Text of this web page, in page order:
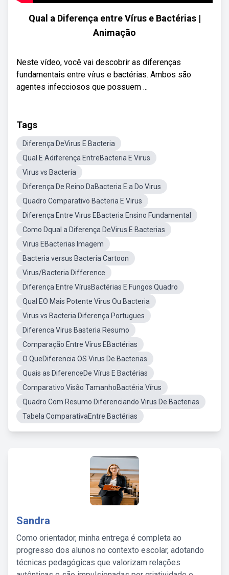
Qual a Diferença entre Vírus e Bactérias |
Animação
Neste vídeo, você vai descobrir as diferenças
fundamentais entre vírus e bactérias. Ambos são
agentes infecciosos que possuem ...
Tags
Diferença DeVirus E Bacteria
Qual E Adiferença EntreBacteria E Virus
Virus vs Bacteria
Diferença De Reino DaBacteria E a Do Virus
Quadro Comparativo Bacteria E Virus
Diferença Entre Virus EBacteria Ensino Fundamental
Como Dqual a Diferença DeVirus E Bacterias
Virus EBacterias Imagem
Bacteria versus Bacteria Cartoon
Virus/Bacteria Difference
Diferença Entre VírusBactérias E Fungos Quadro
Qual EO Mais Potente Virus Ou Bacteria
Virus vs Bacteria Diferença Portugues
Diferenca Virus Basteria Resumo
Comparação Entre Vírus EBactérias
O QueDiferencia OS Virus De Bacterias
Quais as DiferenceDe Vírus E Bactérias
Comparativo Visão TamanhoBactéria Vírus
Quadro Com Resumo Diferenciando Virus De Bacterias
Tabela ComparativaEntre Bactérias
Sandra
Como orientador, minha entrega é completa ao
progresso dos alunos no contexto escolar, adotando
técnicas pedagógicas que valorizam relações